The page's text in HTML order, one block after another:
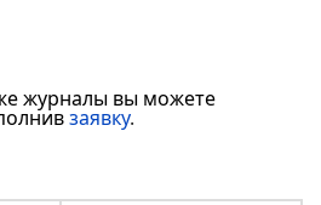
журналы вы можете
заявку.